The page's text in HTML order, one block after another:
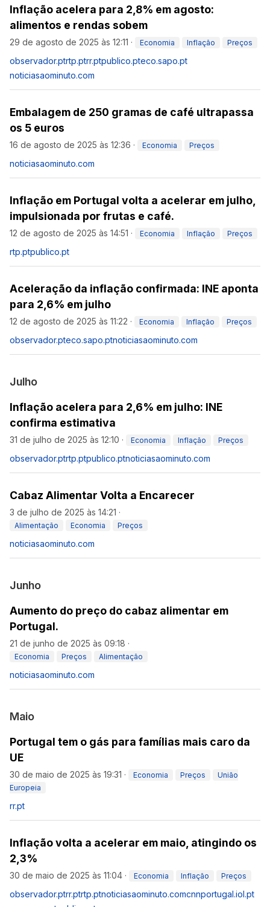
Inflação acelera para 2,8% em agosto:
alimentos e rendas sobem
29 de agosto de 2025 às 12:11 · Economia Inflação Preços
observador.ptrtp.ptrr.ptpublico.pteco.sapo.pt
noticiasaominuto.com
Embalagem de 250 gramas de café ultrapassa
os 5 euros
16 de agosto de 2025 às 12:36 · Economia Preços
noticiasaominuto.com
Inflação em Portugal volta a acelerar em julho,
impulsionada por frutas e café.
12 de agosto de 2025 às 14:51 · Economia Inflação Preços
rtp.ptpublico.pt
Aceleração da inflação confirmada: INE aponta
para 2,6% em julho
12 de agosto de 2025 às 11:22 · Economia Inflação Preços
observador.pteco.sapo.ptnoticiasaominuto.com
Julho
Inflação acelera para 2,6% em julho: INE
confirma estimativa
31 de julho de 2025 às 12:10 · Economia Inflação Preços
observador.ptrtp.ptpublico.ptnoticiasaominuto.com
Cabaz Alimentar Volta a Encarecer
3 de julho de 2025 às 14:21 ·
Alimentação Economia Preços
noticiasaominuto.com
Junho
Aumento do preço do cabaz alimentar em
Portugal.
21 de junho de 2025 às 09:18 ·
Economia Preços Alimentação
noticiasaominuto.com
Maio
Portugal tem o gás para famílias mais caro da
UE
30 de maio de 2025 às 19:31 · Economia Preços
União
Europeia
rr.pt
Inflação volta a acelerar em maio, atingindo os
2,3%
30 de maio de 2025 às 11:04 · Economia Inflação Preços
observador.ptrr.ptrtp.ptnoticiasaominuto.comcnnportugal.iol.pt